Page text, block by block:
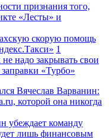
признания того,
«Лесты» и
скорую помощь
1
надо закрывать свои
«Турбо»
Вячеслав Варванин:
которой она никогда
убеждает команду
лишь финансовым